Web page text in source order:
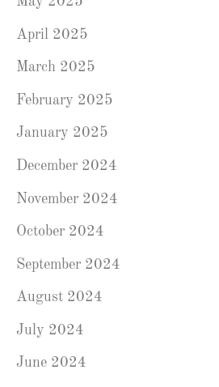
April 2025
March 2025
February 2025
January 2025
December 2024
November 2024
October 2024
September 2024
August 2024
July 2024
June 2024